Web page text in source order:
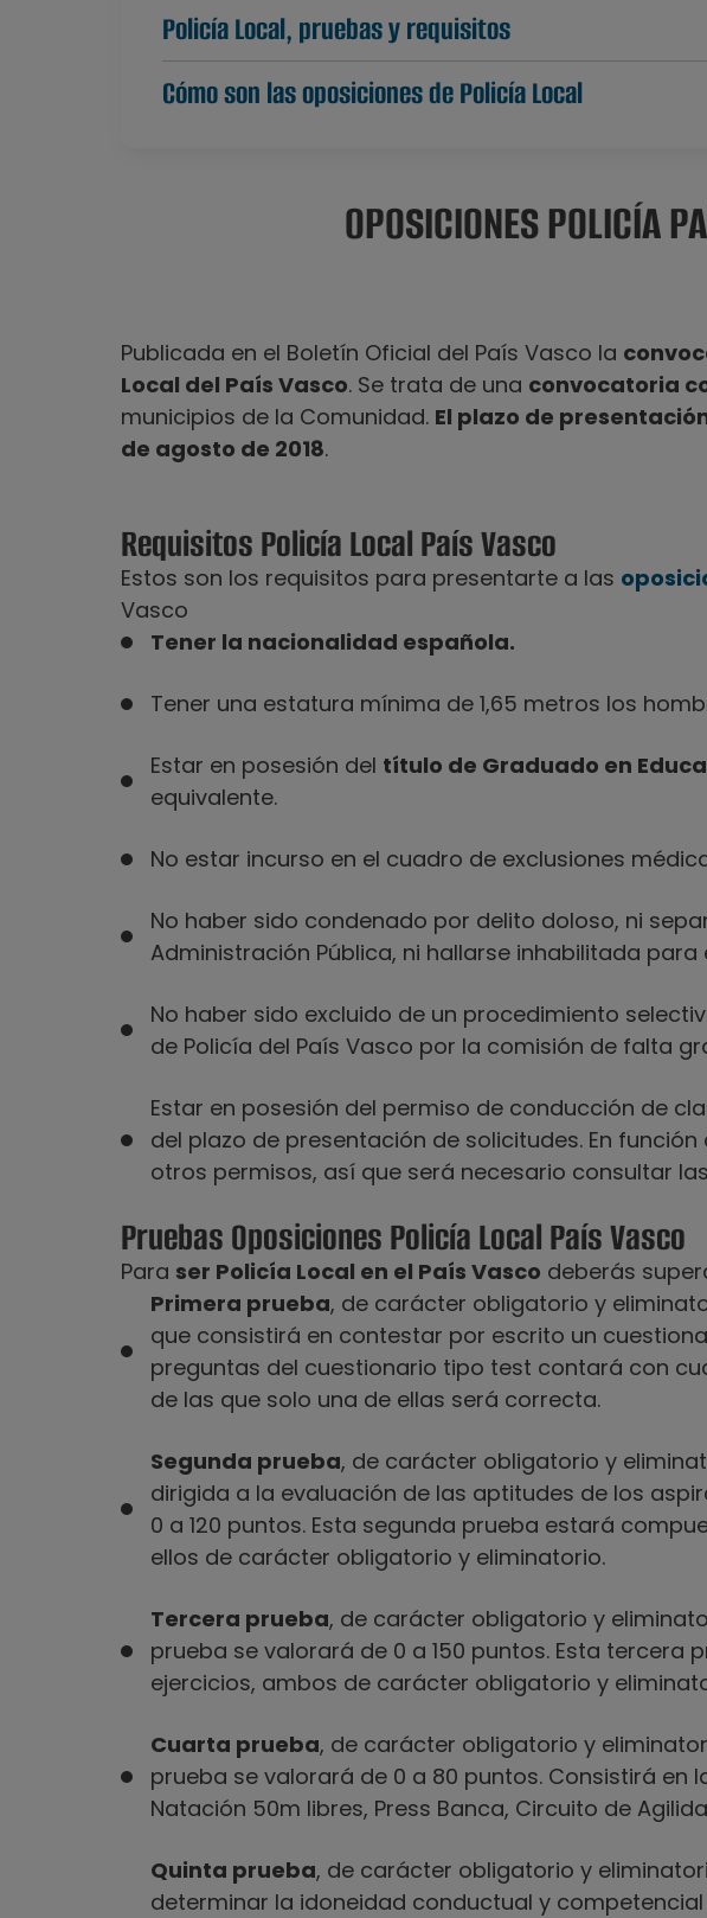
Policía Local, pruebas y requisitos
Cómo son las oposiciones de Policía Local
OPOSICIONES POLICÍA
Publicada en el Boletín Oficial del País Vasco la
Local del País Vasco. Se trata de una convocatoria
municipios de la Comunidad. El plazo de
de agosto de 2018.
Requisitos Policía Local País Vasco
Estos son los requisitos para presentarte a las
Vasco
Tener la nacionalidad española.
Tener una estatura mínima de 1,65 metros los
Estar en posesión del título de Graduado en
equivalente.
No estar incurso en el cuadro de exclusiones
No haber sido condenado por delito doloso, ni
Administración Pública, ni hallarse inhabilitada
No haber sido excluido de un procedimiento
de Poli­cía del País Vasco por la comisión de falta
Estar en posesión del permiso de conducción de
del plazo de presentación de solicitudes. En
otros permisos, así que será necesario consultar
Pruebas Oposiciones Policía Local País Vasco
Para ser Policía Local en el País Vasco deberás
Primera prueba, de carácter obligatorio y
que consis­tirá en contestar por escrito un
preguntas del cuestionario tipo test contará con
de las que solo una de ellas será correcta.
Segunda prueba, de carácter obligatorio y
dirigida a la eva­luación de las aptitudes de los
0 a 120 puntos. Esta segunda prueba estará
ellos de carácter obligatorio y eliminatorio.
Tercera prueba, de carácter obligatorio y
prueba se valorará de 0 a 150 puntos. Esta tercera
ejercicios, ambos de carácter obligatorio y
Cuarta prueba, de carácter obligatorio y
prueba se valorará de 0 a 80 puntos. Consistirá en
Natación 50m libres, Press Banca, Circuito de
Quinta prueba, de carácter obligatorio y
determi­nar la idoneidad conductual y